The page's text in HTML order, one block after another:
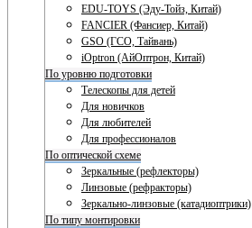
EDU-TOYS (Эду-Тойз, Китай)
FANCIER (Фансиер, Китай)
GSO (ГСО, Тайвань)
iOptron (АйОптрон, Китай)
По уровню подготовки
Телескопы для детей
Для новичков
Для любителей
Для профессионалов
По оптической схеме
Зеркальные (рефлекторы)
Линзовые (рефракторы)
Зеркально-линзовые (катадиоптрики)
По типу монтировки